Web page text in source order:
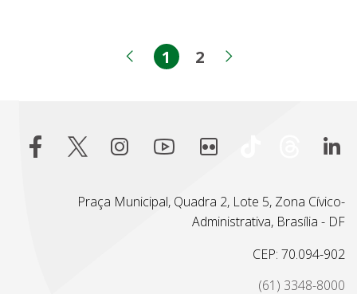
Página anterior
Página
1 Página
2
Praça Municipal, Quadra 2, Lote 5, Zona Cívico-
Administrativa, Brasília - DF
CEP: 70.094-902
(61) 3348-8000